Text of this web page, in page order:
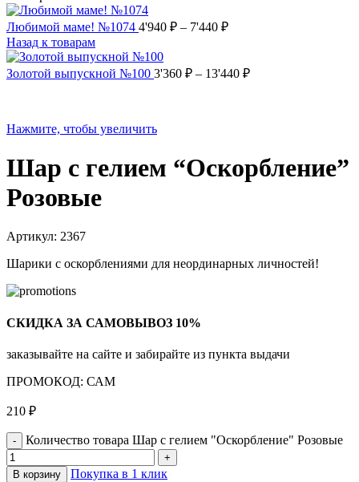
Любимой маме! №1074 4'940 ₽ – 7'440 ₽
Назад к товарам
Золотой выпускной №100 3'360 ₽ – 13'440 ₽
Нажмите, чтобы увеличить
Шар с гелием “Оскорбление”
Розовые
Артикул: 2367
Шарики с оскорблениями для неординарных личностей!
СКИДКА ЗА САМОВЫВОЗ 10%
заказывайте на сайте и забирайте из пункта выдачи
ПРОМОКОД: САМ
210 ₽
Количество товара Шар с гелием "Оскорбление" Розовые
В корзину
Покупка в 1 клик